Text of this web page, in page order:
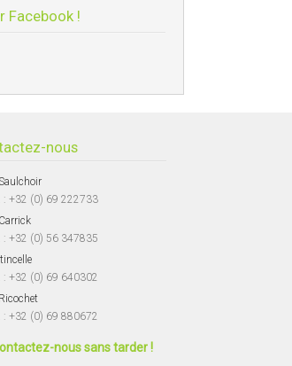
Facebook !
nous
: +32 (0) 69 222733
: +32 (0) 56 347835
: +32 (0) 69 640302
: +32 (0) 69 880672
nous sans tarder !